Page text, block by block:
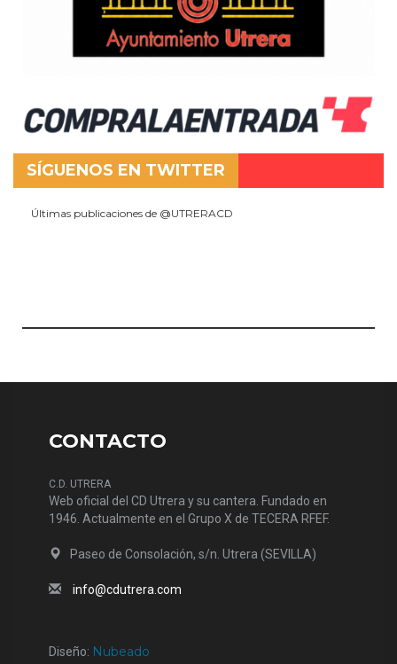
SÍGUENOS EN TWITTER
Últimas publicaciones de @UTRERACD
CONTACTO
C.D. UTRERA
Web oficial del CD Utrera y su cantera. Fundado en
1946. Actualmente en el Grupo X de TECERA RFEF.
Paseo de Consolación, s/n. Utrera (SEVILLA)
info@cdutrera.com
Diseño: Nubeado